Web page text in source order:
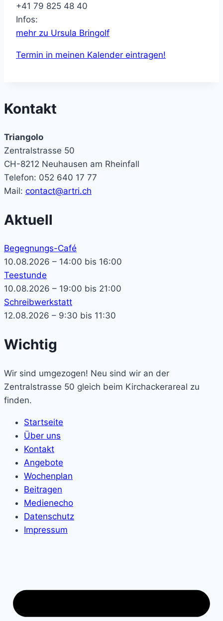
+41 79 825 48 40
Infos:
mehr zu Ursula Bringolf
Termin in meinen Kalender eintragen!
Kontakt
Triangolo
Zentralstrasse 50
CH-8212 Neuhausen am Rheinfall
Telefon: 052 640 17 77
Mail: contact@artri.ch
Aktuell
Begegnungs-Café
10.08.2026 – 14:00 bis 16:00
Teestunde
10.08.2026 – 19:00 bis 21:00
Schreibwerkstatt
12.08.2026 – 9:30 bis 11:30
Wichtig
Wir sind umgezogen! Neu sind wir an der
Zentralstrasse 50 gleich beim Kirchackerareal zu
finden.
Startseite
Über uns
Kontakt
Angebote
Wochenplan
Beitragen
Medienecho
Datenschutz
Impressum